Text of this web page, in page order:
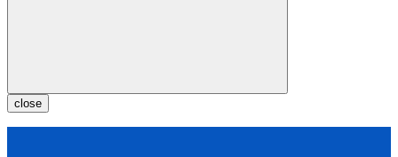
close